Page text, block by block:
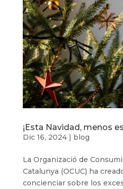
¡Esta Navidad, menos
Dic 16, 2024| blog
La Organizació de
Catalunya (OCUC) ha
concienciar sobre los